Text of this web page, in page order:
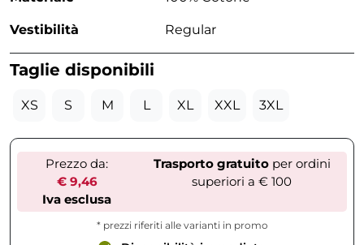
Vestibilità Regular
Taglie disponibili
XS S M L XL XXL 3XL
Prezzo da:
€ 9,46
Iva esclusa
Trasporto gratuitoper ordini
superiori a € 100
* prezzi riferiti alle varianti in promo